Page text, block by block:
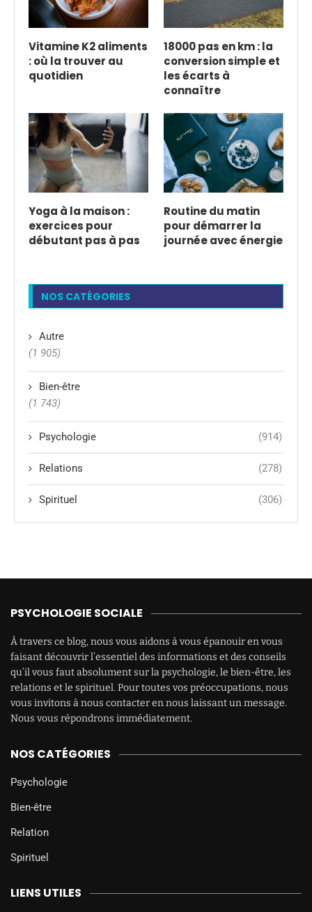
Vitamine K2 aliments
: où la trouver au
quotidien
18000 pas en km : la
conversion simple et
les écarts à
connaître
Yoga à la maison :
exercices pour
débutant pas à pas
Routine du matin
pour démarrer la
journée avec énergie
NOS CATÉGORIES
Autre
(1 905)
Bien-être
(1 743)
Psychologie (914)
Relations (278)
Spirituel (306)
PSYCHOLOGIE SOCIALE
À travers ce blog, nous vous aidons à vous épanouir en vous
faisant découvrir l’essentiel des informations et des conseils
qu’il vous faut absolument sur la psychologie, le bien-être, les
relations et le spirituel. Pour toutes vos préoccupations, nous
vous invitons à nous contacter en nous laissant un message.
Nous vous répondrons immédiatement.
NOS CATÉGORIES
Psychologie
Bien-être
Relation
Spirituel
LIENS UTILES